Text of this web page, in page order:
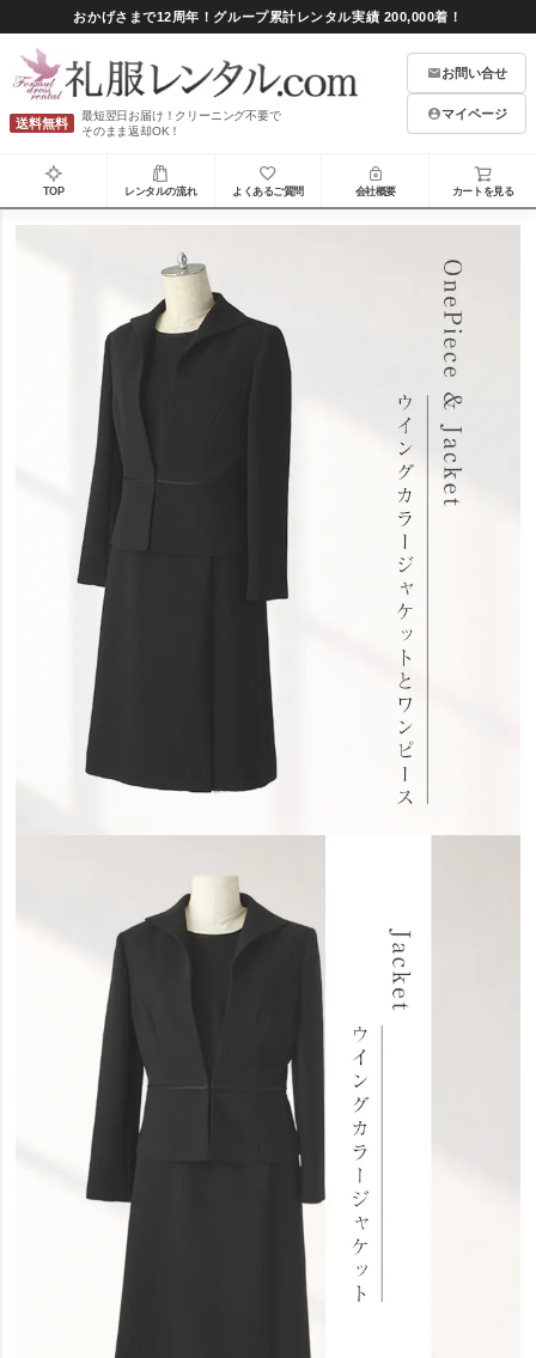
おかげさまで12周年！グループ累計レンタル実績 200,000着！
送料無料
最短翌日お届け！クリーニング不要で
そのまま返却OK！
お問い合せ
マイページ
TOP レンタルの流れ よくあるご質問 会社概要 カートを見る